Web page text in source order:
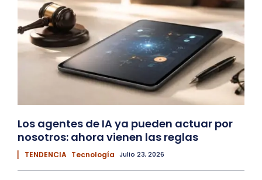
Los agentes de IA ya pueden actuar por
nosotros: ahora vienen las reglas
▏ TENDENCIA Tecnología Julio 23, 2026